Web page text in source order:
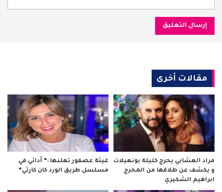
مقالات أخرى
مراد العشابي يحرج كليلة بونعيلات
و يكشف عن طلاقها من المخرج
ابراهيم الشكيري
غيثة عصفور تعلنها :” أدائي في
مسلسل طريق الورد كان كارثي”